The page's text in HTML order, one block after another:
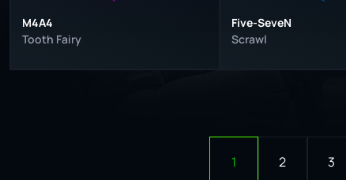
M4A4
Tooth Fairy
Five-SeveN
Scrawl
1 2 3